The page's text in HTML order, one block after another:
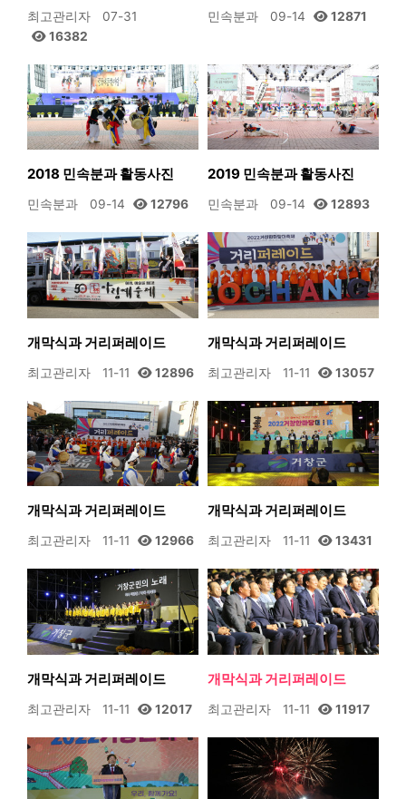
최고관리자
07-31
16382
민속분과 09-14 12871
2018 민속분과 활동사진
민속분과 09-14 12796
2019 민속분과 활동사진
민속분과 09-14 12893
개막식과 거리퍼레이드
최고관리자 11-11 12896
개막식과 거리퍼레이드
최고관리자 11-11 13057
개막식과 거리퍼레이드
최고관리자 11-11 12966
개막식과 거리퍼레이드
최고관리자 11-11 13431
개막식과 거리퍼레이드
최고관리자 11-11 12017
개막식과 거리퍼레이드
최고관리자 11-11 11917